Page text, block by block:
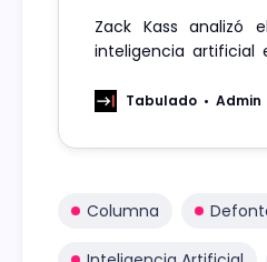
Zack Kass analizó
inteligencia artificial
desarrollo y su rol en
Tabulado Admin
Columna